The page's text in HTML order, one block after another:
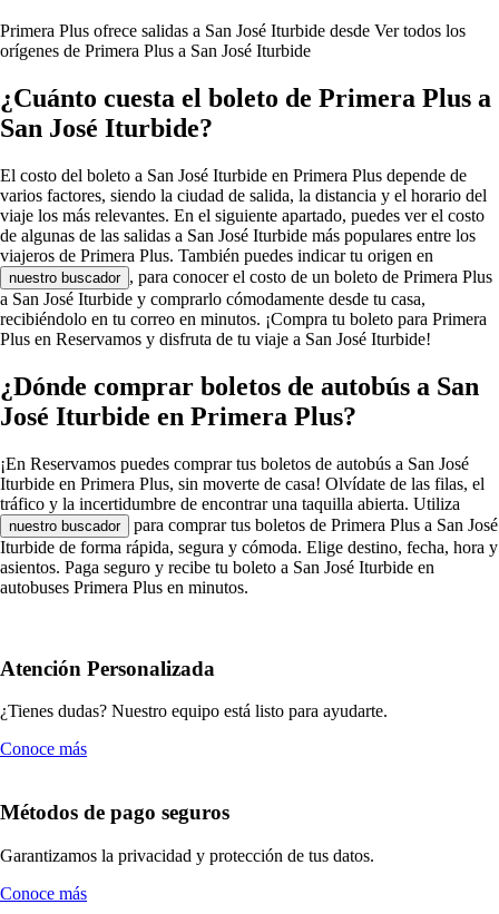
Primera Plus ofrece salidas a San José Iturbide desde Ver todos los
orígenes de Primera Plus a San José Iturbide
¿Cuánto cuesta el boleto de Primera Plus a
San José Iturbide?
El costo del boleto a San José Iturbide en Primera Plus depende de
varios factores, siendo la ciudad de salida, la distancia y el horario del
viaje los más relevantes. En el siguiente apartado, puedes ver el costo
de algunas de las salidas a San José Iturbide más populares entre los
viajeros de Primera Plus. También puedes indicar tu origen en
nuestro buscador , para conocer el costo de un boleto de Primera Plus
a San José Iturbide y comprarlo cómodamente desde tu casa,
recibiéndolo en tu correo en minutos. ¡Compra tu boleto para Primera
Plus en Reservamos y disfruta de tu viaje a San José Iturbide!
¿Dónde comprar boletos de autobús a San
José Iturbide en Primera Plus?
¡En Reservamos puedes comprar tus boletos de autobús a San José
Iturbide en Primera Plus, sin moverte de casa! Olvídate de las filas, el
tráfico y la incertidumbre de encontrar una taquilla abierta. Utiliza
nuestro buscador
para comprar tus boletos de Primera Plus a San José
Iturbide de forma rápida, segura y cómoda. Elige destino, fecha, hora y
asientos. Paga seguro y recibe tu boleto a San José Iturbide en
autobuses Primera Plus en minutos.
Atención Personalizada
¿Tienes dudas? Nuestro equipo está listo para ayudarte.
Conoce más
Métodos de pago seguros
Garantizamos la privacidad y protección de tus datos.
Conoce más